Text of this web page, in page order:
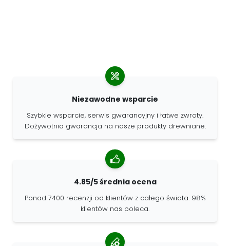
Niezawodne wsparcie
Szybkie wsparcie, serwis gwarancyjny i łatwe zwroty.
Dożywotnia gwarancja na nasze produkty drewniane.
4.85/5 średnia ocena
Ponad 7400 recenzji od klientów z całego świata. 98%
klientów nas poleca.